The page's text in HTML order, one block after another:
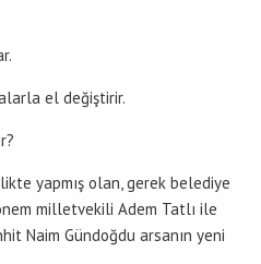
el değiştirir.
yapmış olan, gerek belediye
milletvekili Adem Tatlı ile
Naim Gündoğdu arsanın yeni